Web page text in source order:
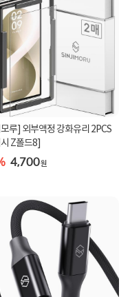
모루] 외부액정 강화유리 2PCS
Z폴드8]
4,700원